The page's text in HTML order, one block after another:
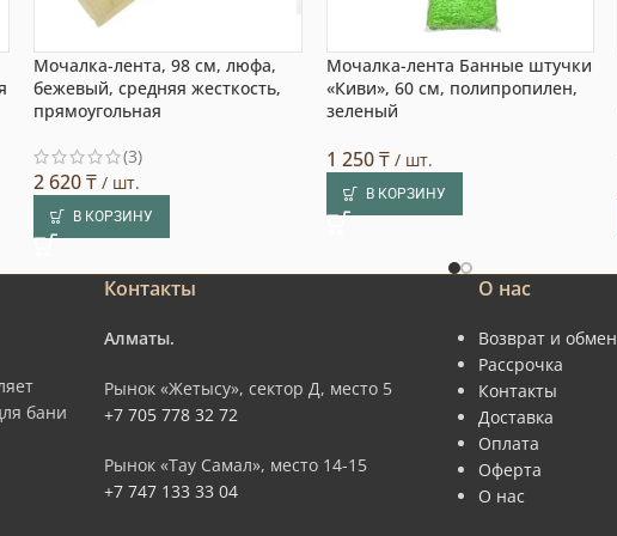
Мочалка-лента, 98 см, люфа,
бежевый, средняя жесткость,
прямоугольная
(3)
2 620₸ / шт.
В КОРЗИНУ
Мочалка-лента Банные штучки
«Киви», 60 см, полипропилен,
зеленый
1 250₸/ шт.
В КОРЗИНУ
бани
Контакты
Алматы.
Рынок «Жетысу», сектор Д, место 5
+7 705 778 32 72
Рынок «Тау Самал», место 14-15
+7 747 133 33 04
О нас
Возврат и обмен
Рассрочка
Контакты
Доставка
Оплата
Оферта
О нас